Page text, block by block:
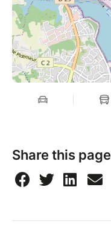
Share this page